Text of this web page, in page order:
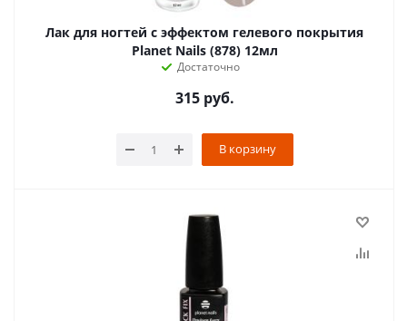
Лак для ногтей с эффектом гелевого покрытия
Planet Nails (878) 12мл
Достаточно
315руб.
В корзину